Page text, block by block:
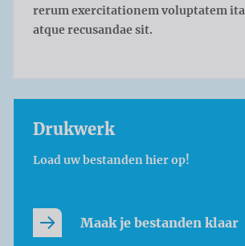
rerum exercitationem voluptatem
atque recusandae sit.
Drukwerk
Load uw bestanden hier op!
Maak je bestanden klaar